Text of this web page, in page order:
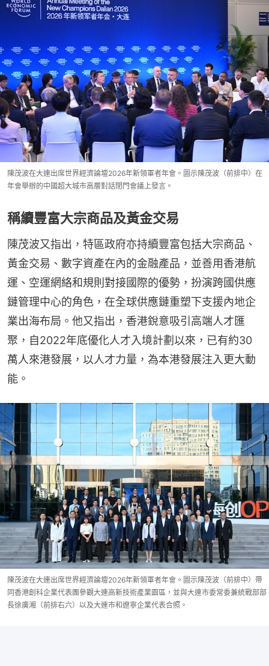
陳茂波在大連出席世界經濟論壇2026年新領軍者年會。圖示陳茂波（前排中）在
年會舉辦的中國超大城市高層對話閉門會議上發言。
稱續豐富大宗商品及黃金交易
陳茂波又指出，特區政府亦持續豐富包括大宗商品、
黃金交易、數字資產在內的金融產品，並善用香港航
運、空運網絡和規則對接國際的優勢，扮演跨國供應
鏈管理中心的角色，在全球供應鏈重塑下支援內地企
業出海布局。他又指出，香港銳意吸引高端人才匯
聚，自2022年底優化人才入境計劃以來，已有約30
萬人來港發展，以人才力量，為本港發展注入更大動
能。
陳茂波在大連出席世界經濟論壇2026年新領軍者年會。圖示陳茂波（前排中）帶
同香港創科企業代表團參觀大連高新技術產業園區，並與大連市委常委兼統戰部部
長徐廣湘（前排右六）以及大連市和遼寧企業代表合照。